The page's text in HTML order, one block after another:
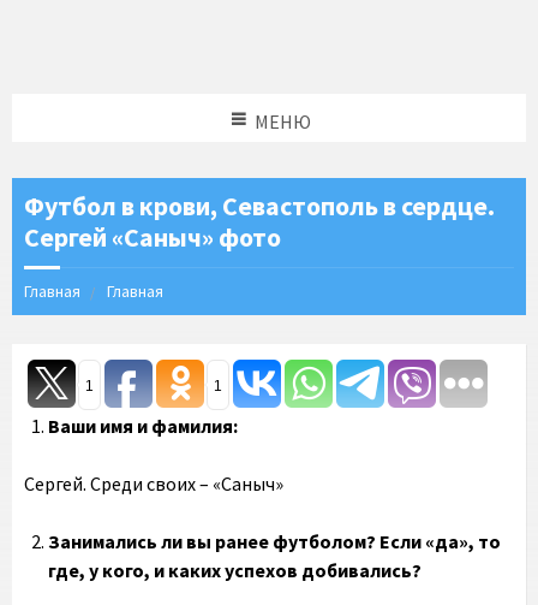
МЕНЮ
Футбол в крови, Севастополь в сердце.
Сергей «Саныч» фото
Главная Главная
1 1
Ваши имя и фамилия:
Сергей. Среди своих – «Саныч»
Занимались ли вы ранее футболом? Если «да», то
где, у кого, и каких успехов добивались?